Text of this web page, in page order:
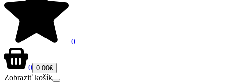
0
0 0.00€
Zobraziť košík